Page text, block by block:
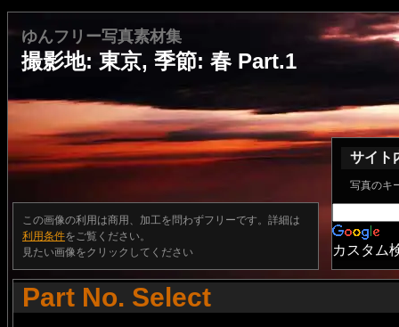
ゆんフリー写真素材集
撮影地: 東京, 季節: 春 Part.1
この画像の利用は商用、加工を問わずフリーです。詳細は
利用条件をご覧ください。
見たい画像をクリックしてください
サイト
写真のキ
カスタム
Part No. Select